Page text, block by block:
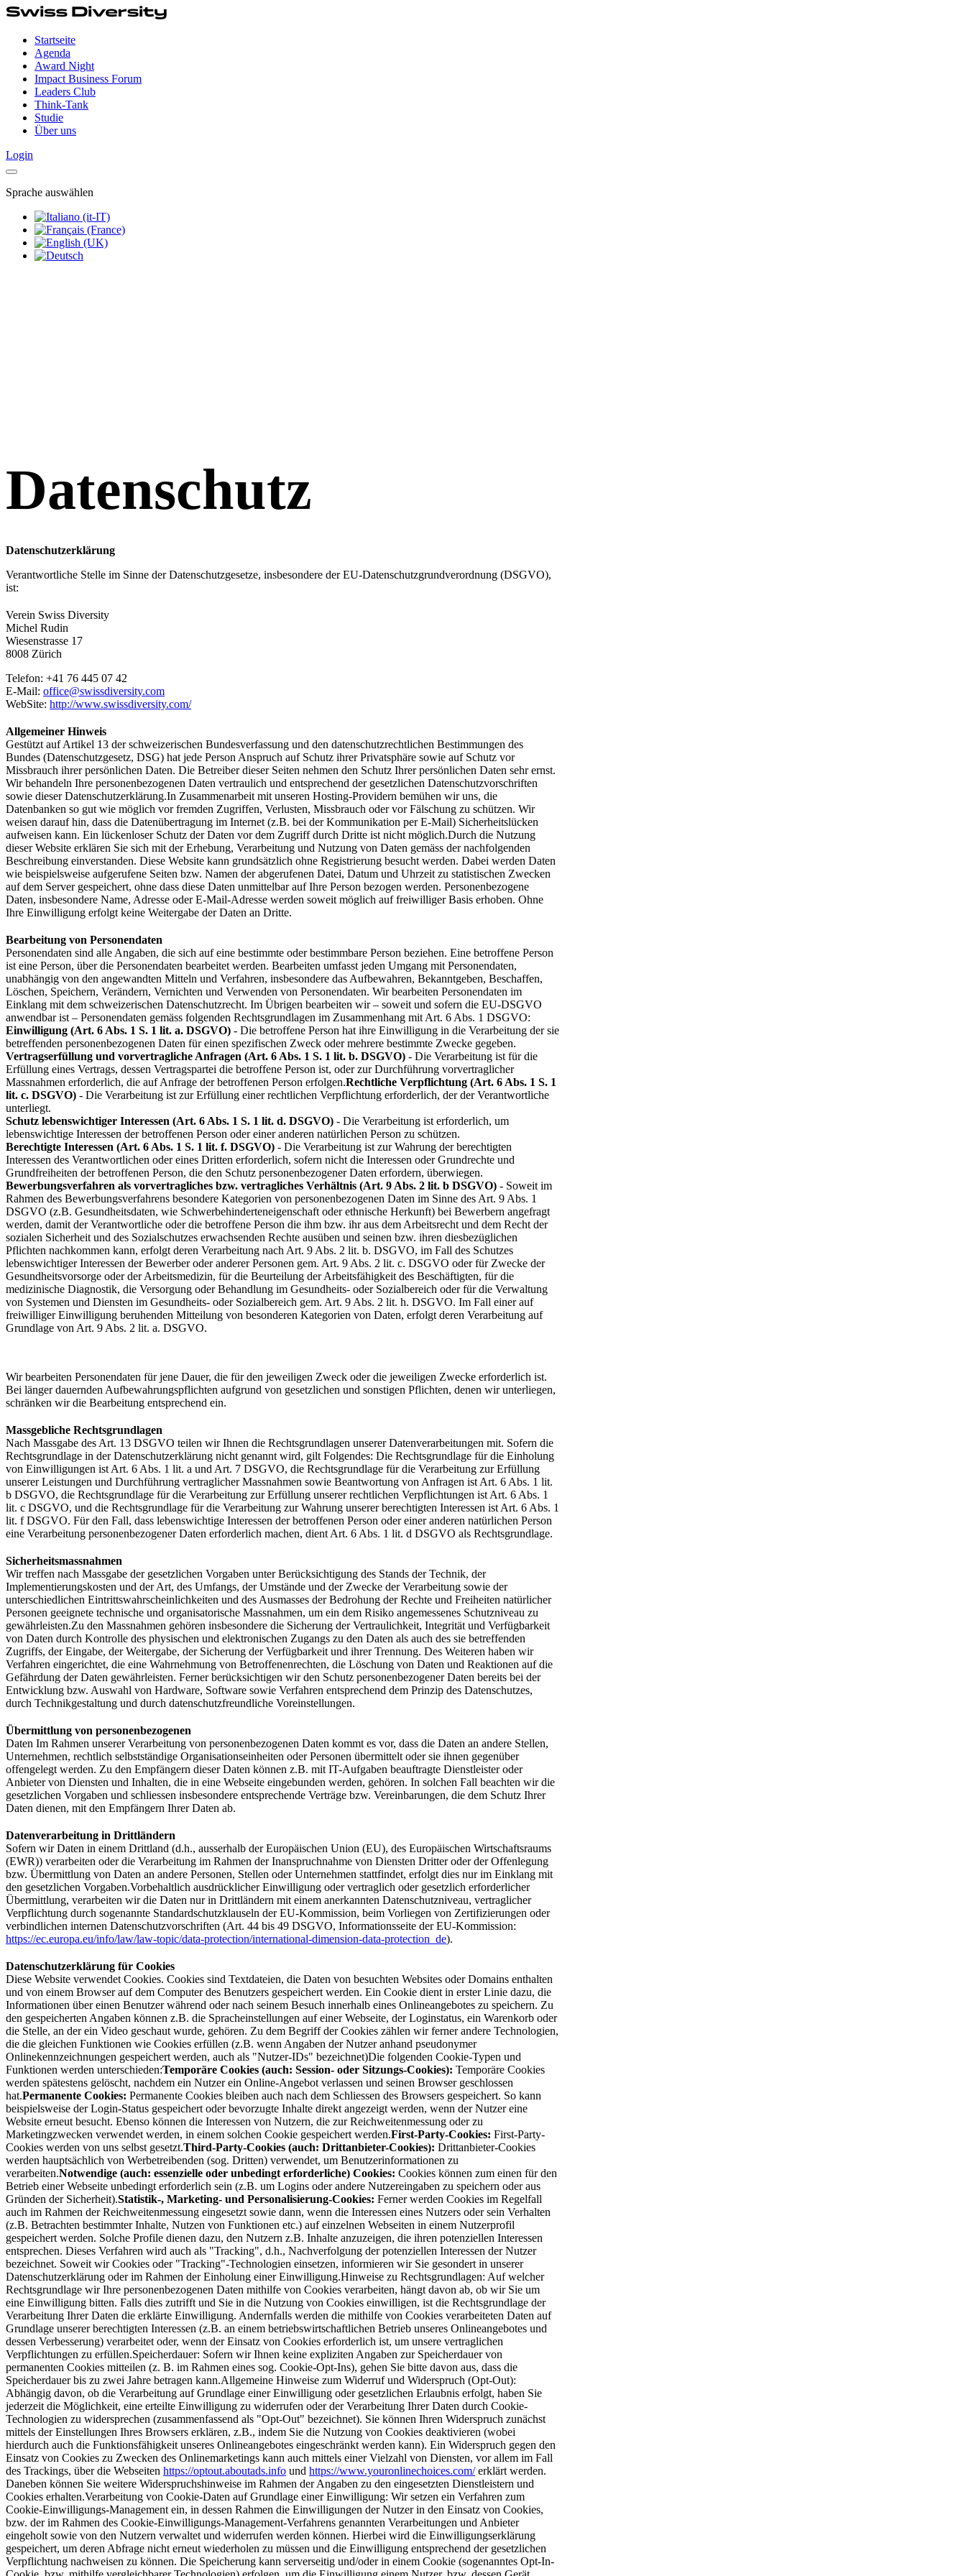
Startseite
Agenda
Award Night
Impact Business Forum
Leaders Club
Think-Tank
Studie
Über uns
Login
Sprache auswählen
Datenschutz
Datenschutzerklärung
Verantwortliche Stelle im Sinne der Datenschutzgesetze, insbesondere der EU-Datenschutzgrundverordnung (DSGVO),
ist:
Verein Swiss Diversity
Michel Rudin
Wiesenstrasse 17
8008 Zürich
Telefon: +41 76 445 07 42
E-Mail: office@swissdiversity.com
WebSite: http://www.swissdiversity.com/
Allgemeiner Hinweis
Gestützt auf Artikel 13 der schweizerischen Bundesverfassung und den datenschutzrechtlichen Bestimmungen des
Bundes (Datenschutzgesetz, DSG) hat jede Person Anspruch auf Schutz ihrer Privatsphäre sowie auf Schutz vor
Missbrauch ihrer persönlichen Daten. Die Betreiber dieser Seiten nehmen den Schutz Ihrer persönlichen Daten sehr ernst.
Wir behandeln Ihre personenbezogenen Daten vertraulich und entsprechend der gesetzlichen Datenschutzvorschriften
sowie dieser Datenschutzerklärung.In Zusammenarbeit mit unseren Hosting-Providern bemühen wir uns, die
Datenbanken so gut wie möglich vor fremden Zugriffen, Verlusten, Missbrauch oder vor Fälschung zu schützen. Wir
weisen darauf hin, dass die Datenübertragung im Internet (z.B. bei der Kommunikation per E-Mail) Sicherheitslücken
aufweisen kann. Ein lückenloser Schutz der Daten vor dem Zugriff durch Dritte ist nicht möglich.Durch die Nutzung
dieser Website erklären Sie sich mit der Erhebung, Verarbeitung und Nutzung von Daten gemäss der nachfolgenden
Beschreibung einverstanden. Diese Website kann grundsätzlich ohne Registrierung besucht werden. Dabei werden Daten
wie beispielsweise aufgerufene Seiten bzw. Namen der abgerufenen Datei, Datum und Uhrzeit zu statistischen Zwecken
auf dem Server gespeichert, ohne dass diese Daten unmittelbar auf Ihre Person bezogen werden. Personenbezogene
Daten, insbesondere Name, Adresse oder E-Mail-Adresse werden soweit möglich auf freiwilliger Basis erhoben. Ohne
Ihre Einwilligung erfolgt keine Weitergabe der Daten an Dritte.
Bearbeitung von Personendaten
Personendaten sind alle Angaben, die sich auf eine bestimmte oder bestimmbare Person beziehen. Eine betroffene Person
ist eine Person, über die Personendaten bearbeitet werden. Bearbeiten umfasst jeden Umgang mit Personendaten,
unabhängig von den angewandten Mitteln und Verfahren, insbesondere das Aufbewahren, Bekanntgeben, Beschaffen,
Löschen, Speichern, Verändern, Vernichten und Verwenden von Personendaten. Wir bearbeiten Personendaten im
Einklang mit dem schweizerischen Datenschutzrecht. Im Übrigen bearbeiten wir – soweit und sofern die EU-DSGVO
anwendbar ist – Personendaten gemäss folgenden Rechtsgrundlagen im Zusammenhang mit Art. 6 Abs. 1 DSGVO: ‍
Einwilligung (Art. 6 Abs. 1 S. 1 lit. a. DSGVO) - Die betroffene Person hat ihre Einwilligung in die Verarbeitung der sie
betreffenden personenbezogenen Daten für einen spezifischen Zweck oder mehrere bestimmte Zwecke gegeben.
Vertragserfüllung und vorvertragliche Anfragen (Art. 6 Abs. 1 S. 1 lit. b. DSGVO) - Die Verarbeitung ist für die
Erfüllung eines Vertrags, dessen Vertragspartei die betroffene Person ist, oder zur Durchführung vorvertraglicher
Massnahmen erforderlich, die auf Anfrage der betroffenen Person erfolgen.Rechtliche Verpflichtung (Art. 6 Abs. 1 S. 1
lit. c. DSGVO) - Die Verarbeitung ist zur Erfüllung einer rechtlichen Verpflichtung erforderlich, der der Verantwortliche
unterliegt.
Schutz lebenswichtiger Interessen (Art. 6 Abs. 1 S. 1 lit. d. DSGVO) - Die Verarbeitung ist erforderlich, um
lebenswichtige Interessen der betroffenen Person oder einer anderen natürlichen Person zu schützen.
Berechtigte Interessen (Art. 6 Abs. 1 S. 1 lit. f. DSGVO) - Die Verarbeitung ist zur Wahrung der berechtigten
Interessen des Verantwortlichen oder eines Dritten erforderlich, sofern nicht die Interessen oder Grundrechte und
Grundfreiheiten der betroffenen Person, die den Schutz personenbezogener Daten erfordern, überwiegen.
Bewerbungsverfahren als vorvertragliches bzw. vertragliches Verhältnis (Art. 9 Abs. 2 lit. b DSGVO) - Soweit im
Rahmen des Bewerbungsverfahrens besondere Kategorien von personenbezogenen Daten im Sinne des Art. 9 Abs. 1
DSGVO (z.B. Gesundheitsdaten, wie Schwerbehinderteneigenschaft oder ethnische Herkunft) bei Bewerbern angefragt
werden, damit der Verantwortliche oder die betroffene Person die ihm bzw. ihr aus dem Arbeitsrecht und dem Recht der
sozialen Sicherheit und des Sozialschutzes erwachsenden Rechte ausüben und seinen bzw. ihren diesbezüglichen
Pflichten nachkommen kann, erfolgt deren Verarbeitung nach Art. 9 Abs. 2 lit. b. DSGVO, im Fall des Schutzes
lebenswichtiger Interessen der Bewerber oder anderer Personen gem. Art. 9 Abs. 2 lit. c. DSGVO oder für Zwecke der
Gesundheitsvorsorge oder der Arbeitsmedizin, für die Beurteilung der Arbeitsfähigkeit des Beschäftigten, für die
medizinische Diagnostik, die Versorgung oder Behandlung im Gesundheits- oder Sozialbereich oder für die Verwaltung
von Systemen und Diensten im Gesundheits- oder Sozialbereich gem. Art. 9 Abs. 2 lit. h. DSGVO. Im Fall einer auf
freiwilliger Einwilligung beruhenden Mitteilung von besonderen Kategorien von Daten, erfolgt deren Verarbeitung auf
Grundlage von Art. 9 Abs. 2 lit. a. DSGVO.
Wir bearbeiten Personendaten für jene Dauer, die für den jeweiligen Zweck oder die jeweiligen Zwecke erforderlich ist.
Bei länger dauernden Aufbewahrungspflichten aufgrund von gesetzlichen und sonstigen Pflichten, denen wir unterliegen,
schränken wir die Bearbeitung entsprechend ein.
Massgebliche Rechtsgrundlagen
Nach Massgabe des Art. 13 DSGVO teilen wir Ihnen die Rechtsgrundlagen unserer Datenverarbeitungen mit. Sofern die
Rechtsgrundlage in der Datenschutzerklärung nicht genannt wird, gilt Folgendes: Die Rechtsgrundlage für die Einholung
von Einwilligungen ist Art. 6 Abs. 1 lit. a und Art. 7 DSGVO, die Rechtsgrundlage für die Verarbeitung zur Erfüllung
unserer Leistungen und Durchführung vertraglicher Massnahmen sowie Beantwortung von Anfragen ist Art. 6 Abs. 1 lit.
b DSGVO, die Rechtsgrundlage für die Verarbeitung zur Erfüllung unserer rechtlichen Verpflichtungen ist Art. 6 Abs. 1
lit. c DSGVO, und die Rechtsgrundlage für die Verarbeitung zur Wahrung unserer berechtigten Interessen ist Art. 6 Abs. 1
lit. f DSGVO. Für den Fall, dass lebenswichtige Interessen der betroffenen Person oder einer anderen natürlichen Person
eine Verarbeitung personenbezogener Daten erforderlich machen, dient Art. 6 Abs. 1 lit. d DSGVO als Rechtsgrundlage.
Sicherheitsmassnahmen
Wir treffen nach Massgabe der gesetzlichen Vorgaben unter Berücksichtigung des Stands der Technik, der
Implementierungskosten und der Art, des Umfangs, der Umstände und der Zwecke der Verarbeitung sowie der
unterschiedlichen Eintrittswahrscheinlichkeiten und des Ausmasses der Bedrohung der Rechte und Freiheiten natürlicher
Personen geeignete technische und organisatorische Massnahmen, um ein dem Risiko angemessenes Schutzniveau zu
gewährleisten.Zu den Massnahmen gehören insbesondere die Sicherung der Vertraulichkeit, Integrität und Verfügbarkeit
von Daten durch Kontrolle des physischen und elektronischen Zugangs zu den Daten als auch des sie betreffenden
Zugriffs, der Eingabe, der Weitergabe, der Sicherung der Verfügbarkeit und ihrer Trennung. Des Weiteren haben wir
Verfahren eingerichtet, die eine Wahrnehmung von Betroffenenrechten, die Löschung von Daten und Reaktionen auf die
Gefährdung der Daten gewährleisten. Ferner berücksichtigen wir den Schutz personenbezogener Daten bereits bei der
Entwicklung bzw. Auswahl von Hardware, Software sowie Verfahren entsprechend dem Prinzip des Datenschutzes,
durch Technikgestaltung und durch datenschutzfreundliche Voreinstellungen.
Übermittlung von personenbezogenen
Daten Im Rahmen unserer Verarbeitung von personenbezogenen Daten kommt es vor, dass die Daten an andere Stellen,
Unternehmen, rechtlich selbstständige Organisationseinheiten oder Personen übermittelt oder sie ihnen gegenüber
offengelegt werden. Zu den Empfängern dieser Daten können z.B. mit IT-Aufgaben beauftragte Dienstleister oder
Anbieter von Diensten und Inhalten, die in eine Webseite eingebunden werden, gehören. In solchen Fall beachten wir die
gesetzlichen Vorgaben und schliessen insbesondere entsprechende Verträge bzw. Vereinbarungen, die dem Schutz Ihrer
Daten dienen, mit den Empfängern Ihrer Daten ab.
Datenverarbeitung in Drittländern
Sofern wir Daten in einem Drittland (d.h., ausserhalb der Europäischen Union (EU), des Europäischen Wirtschaftsraums
(EWR)) verarbeiten oder die Verarbeitung im Rahmen der Inanspruchnahme von Diensten Dritter oder der Offenlegung
bzw. Übermittlung von Daten an andere Personen, Stellen oder Unternehmen stattfindet, erfolgt dies nur im Einklang mit
den gesetzlichen Vorgaben.Vorbehaltlich ausdrücklicher Einwilligung oder vertraglich oder gesetzlich erforderlicher
Übermittlung, verarbeiten wir die Daten nur in Drittländern mit einem anerkannten Datenschutzniveau, vertraglicher
Verpflichtung durch sogenannte Standardschutzklauseln der EU-Kommission, beim Vorliegen von Zertifizierungen oder
verbindlichen internen Datenschutzvorschriften (Art. 44 bis 49 DSGVO, Informationsseite der EU-Kommission:
https://ec.europa.eu/info/law/law-topic/data-protection/international-dimension-data-protection_de).
Datenschutzerklärung für Cookies
Diese Website verwendet Cookies. Cookies sind Textdateien, die Daten von besuchten Websites oder Domains enthalten
und von einem Browser auf dem Computer des Benutzers gespeichert werden. Ein Cookie dient in erster Linie dazu, die
Informationen über einen Benutzer während oder nach seinem Besuch innerhalb eines Onlineangebotes zu speichern. Zu
den gespeicherten Angaben können z.B. die Spracheinstellungen auf einer Webseite, der Loginstatus, ein Warenkorb oder
die Stelle, an der ein Video geschaut wurde, gehören. Zu dem Begriff der Cookies zählen wir ferner andere Technologien,
die die gleichen Funktionen wie Cookies erfüllen (z.B. wenn Angaben der Nutzer anhand pseudonymer
Onlinekennzeichnungen gespeichert werden, auch als "Nutzer-IDs" bezeichnet)Die folgenden Cookie-Typen und
Funktionen werden unterschieden:Temporäre Cookies (auch: Session- oder Sitzungs-Cookies): Temporäre Cookies
werden spätestens gelöscht, nachdem ein Nutzer ein Online-Angebot verlassen und seinen Browser geschlossen
hat.Permanente Cookies: Permanente Cookies bleiben auch nach dem Schliessen des Browsers gespeichert. So kann
beispielsweise der Login-Status gespeichert oder bevorzugte Inhalte direkt angezeigt werden, wenn der Nutzer eine
Website erneut besucht. Ebenso können die Interessen von Nutzern, die zur Reichweitenmessung oder zu
Marketingzwecken verwendet werden, in einem solchen Cookie gespeichert werden.First-Party-Cookies: First-Party-
Cookies werden von uns selbst gesetzt.Third-Party-Cookies (auch: Drittanbieter-Cookies): Drittanbieter-Cookies
werden hauptsächlich von Werbetreibenden (sog. Dritten) verwendet, um Benutzerinformationen zu
verarbeiten.Notwendige (auch: essenzielle oder unbedingt erforderliche) Cookies: Cookies können zum einen für den
Betrieb einer Webseite unbedingt erforderlich sein (z.B. um Logins oder andere Nutzereingaben zu speichern oder aus
Gründen der Sicherheit).Statistik-, Marketing- und Personalisierung-Cookies: Ferner werden Cookies im Regelfall
auch im Rahmen der Reichweitenmessung eingesetzt sowie dann, wenn die Interessen eines Nutzers oder sein Verhalten
(z.B. Betrachten bestimmter Inhalte, Nutzen von Funktionen etc.) auf einzelnen Webseiten in einem Nutzerprofil
gespeichert werden. Solche Profile dienen dazu, den Nutzern z.B. Inhalte anzuzeigen, die ihren potenziellen Interessen
entsprechen. Dieses Verfahren wird auch als "Tracking", d.h., Nachverfolgung der potenziellen Interessen der Nutzer
bezeichnet. Soweit wir Cookies oder "Tracking"-Technologien einsetzen, informieren wir Sie gesondert in unserer
Datenschutzerklärung oder im Rahmen der Einholung einer Einwilligung.Hinweise zu Rechtsgrundlagen: Auf welcher
Rechtsgrundlage wir Ihre personenbezogenen Daten mithilfe von Cookies verarbeiten, hängt davon ab, ob wir Sie um
eine Einwilligung bitten. Falls dies zutrifft und Sie in die Nutzung von Cookies einwilligen, ist die Rechtsgrundlage der
Verarbeitung Ihrer Daten die erklärte Einwilligung. Andernfalls werden die mithilfe von Cookies verarbeiteten Daten auf
Grundlage unserer berechtigten Interessen (z.B. an einem betriebswirtschaftlichen Betrieb unseres Onlineangebotes und
dessen Verbesserung) verarbeitet oder, wenn der Einsatz von Cookies erforderlich ist, um unsere vertraglichen
Verpflichtungen zu erfüllen.Speicherdauer: Sofern wir Ihnen keine expliziten Angaben zur Speicherdauer von
permanenten Cookies mitteilen (z. B. im Rahmen eines sog. Cookie-Opt-Ins), gehen Sie bitte davon aus, dass die
Speicherdauer bis zu zwei Jahre betragen kann.Allgemeine Hinweise zum Widerruf und Widerspruch (Opt-Out):
Abhängig davon, ob die Verarbeitung auf Grundlage einer Einwilligung oder gesetzlichen Erlaubnis erfolgt, haben Sie
jederzeit die Möglichkeit, eine erteilte Einwilligung zu widerrufen oder der Verarbeitung Ihrer Daten durch Cookie-
Technologien zu widersprechen (zusammenfassend als "Opt-Out" bezeichnet). Sie können Ihren Widerspruch zunächst
mittels der Einstellungen Ihres Browsers erklären, z.B., indem Sie die Nutzung von Cookies deaktivieren (wobei
hierdurch auch die Funktionsfähigkeit unseres Onlineangebotes eingeschränkt werden kann). Ein Widerspruch gegen den
Einsatz von Cookies zu Zwecken des Onlinemarketings kann auch mittels einer Vielzahl von Diensten, vor allem im Fall
des Trackings, über die Webseiten https://optout.aboutads.info und https://www.youronlinechoices.com/erklärt werden.
Daneben können Sie weitere Widerspruchshinweise im Rahmen der Angaben zu den eingesetzten Dienstleistern und
Cookies erhalten.Verarbeitung von Cookie-Daten auf Grundlage einer Einwilligung: Wir setzen ein Verfahren zum
Cookie-Einwilligungs-Management ein, in dessen Rahmen die Einwilligungen der Nutzer in den Einsatz von Cookies,
bzw. der im Rahmen des Cookie-Einwilligungs-Management-Verfahrens genannten Verarbeitungen und Anbieter
eingeholt sowie von den Nutzern verwaltet und widerrufen werden können. Hierbei wird die Einwilligungserklärung
gespeichert, um deren Abfrage nicht erneut wiederholen zu müssen und die Einwilligung entsprechend der gesetzlichen
Verpflichtung nachweisen zu können. Die Speicherung kann serverseitig und/oder in einem Cookie (sogenanntes Opt-In-